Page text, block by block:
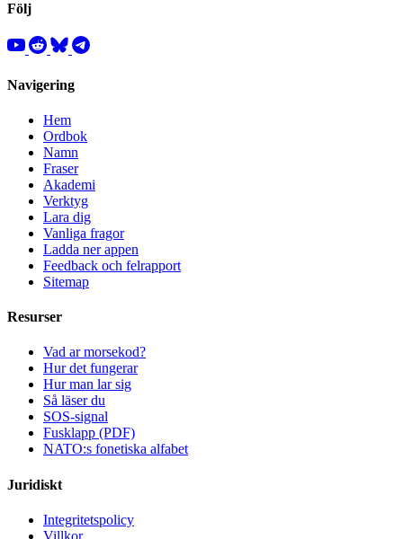
Följ
Navigering
Hem
Ordbok
Namn
Fraser
Akademi
Verktyg
Lara dig
Vanliga fragor
Ladda ner appen
Feedback och felrapport
Sitemap
Resurser
Vad ar morsekod?
Hur det fungerar
Hur man lar sig
Så läser du
SOS-signal
Fusklapp (PDF)
NATO:s fonetiska alfabet
Juridiskt
Integritetspolicy
Villkor